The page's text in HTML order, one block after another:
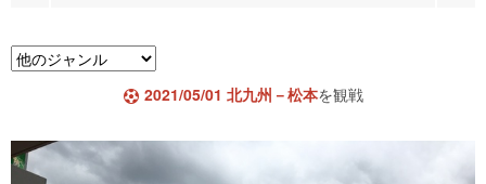
2021/05/01 北九州－松本を観戦